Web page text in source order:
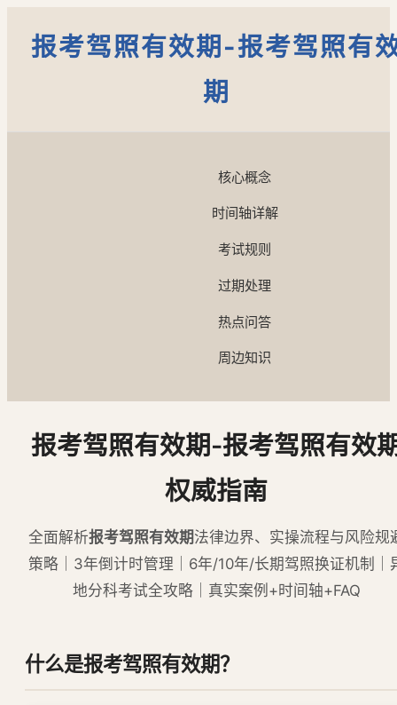
报考驾照有效期-报考驾照有
期
核心概念
时间轴详解
考试规则
过期处理
热点问答
周边知识
报考驾照有效期-报考驾照有效
权威指南
全面解析报考驾照有效期法律边界、实操流程与风险规
策略｜3年倒计时管理｜6年/10年/长期驾照换证机制｜
地分科考试全攻略｜真实案例+时间轴+FAQ
什么是报考驾照有效期？